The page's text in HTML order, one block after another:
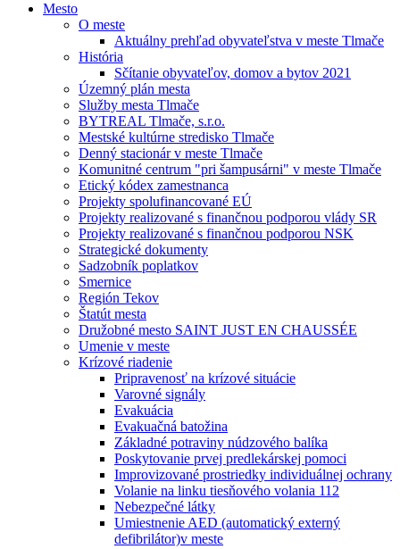
Mesto
O meste
Aktuálny prehľad obyvateľstva v meste Tlmače
História
Sčítanie obyvateľov, domov a bytov 2021
Územný plán mesta
Služby mesta Tlmače
BYTREAL Tlmače, s.r.o.
Mestské kultúrne stredisko Tlmače
Denný stacionár v meste Tlmače
Komunitné centrum "pri šampusárni" v meste Tlmače
Etický kódex zamestnanca
Projekty spolufinancované EÚ
Projekty realizované s finančnou podporou vlády SR
Projekty realizované s finančnou podporou NSK
Strategické dokumenty
Sadzobník poplatkov
Smernice
Región Tekov
Štatút mesta
Družobné mesto SAINT JUST EN CHAUSSÉE
Umenie v meste
Krízové riadenie
Pripravenosť na krízové situácie
Varovné signály
Evakuácia
Evakuačná batožina
Základné potraviny núdzového balíka
Poskytovanie prvej predlekárskej pomoci
Improvizované prostriedky individuálnej ochrany
Volanie na linku tiesňového volania 112
Nebezpečné látky
Umiestnenie AED (automatický externý
defibrilátor)v meste